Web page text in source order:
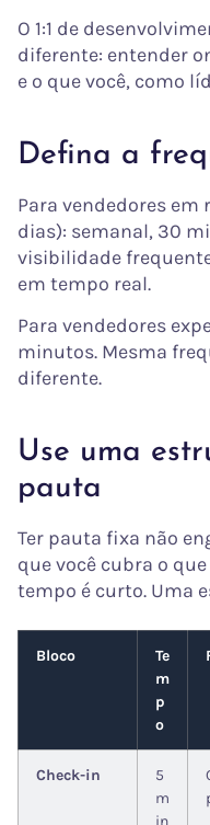
O 1:1 de
diferente: entender
e o que você, como
Defina a
Para vendedores
dias): semanal, 30
visibilidade
em tempo real.
Para vendedores
minutos. Mesma
diferente.
Use uma
pauta
Ter pauta fixa não
que você cubra o
tempo é curto. Uma
Bloco
Te
m
p
o
Check-in
5
m